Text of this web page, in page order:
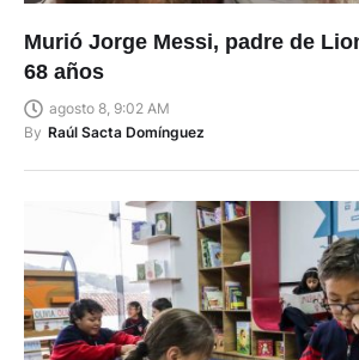
Murió Jorge Messi, padre de
68 años
agosto 8, 9:02 AM
By Raúl Sacta Domínguez